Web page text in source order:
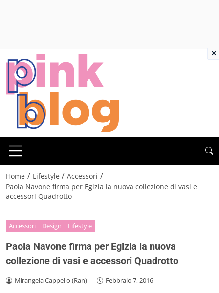
Home / Lifestyle / Accessori /
Paola Navone firma per Egizia la nuova collezione di vasi e
accessori Quadrotto
Accessori Design Lifestyle
Paola Navone firma per Egizia la nuova
collezione di vasi e accessori Quadrotto
Mirangela Cappello (Ran) - Febbraio 7, 2016
×